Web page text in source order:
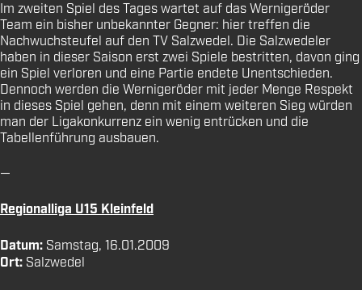
Im zweiten Spiel des Tages wartet auf das Wernigeröder
Team ein bisher unbekannter Gegner: hier treffen die
Nachwuchsteufel auf den TV Salzwedel. Die Salzwedeler
haben in dieser Saison erst zwei Spiele bestritten, davon ging
ein Spiel verloren und eine Partie endete Unentschieden.
Dennoch werden die Wernigeröder mit jeder Menge Respekt
in dieses Spiel gehen, denn mit einem weiteren Sieg würden
man der Ligakonkurrenz ein wenig entrücken und die
Tabellenführung ausbauen.
—
Regionalliga U15 Kleinfeld
Datum: Samstag, 16.01.2009
Ort: Salzwedel